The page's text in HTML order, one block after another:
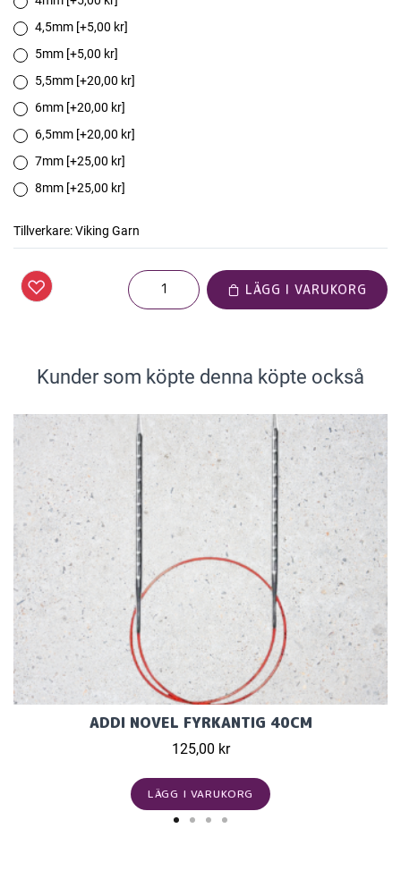
4,5mm [+5,00 kr]
5mm [+5,00 kr]
5,5mm [+20,00 kr]
6mm [+20,00 kr]
6,5mm [+20,00 kr]
7mm [+25,00 kr]
8mm [+25,00 kr]
Tillverkare:Viking Garn
LÄGG I VARUKORG
Kunder som köpte denna köpte också
ADDI NOVEL FYRKANTIG 40CM
125,00 kr
LÄGG I VARUKORG